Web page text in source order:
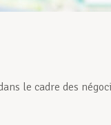
le cadre des